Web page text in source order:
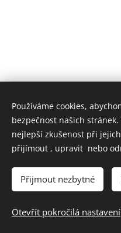
SEKOSS,s.r.o ©
Vytvořeno
Čeština
Používáme cookies,
bezpečnost našich
nejlepší zkušenost při
přijímout , upravit nebo
Přijmout nezbytné
Otevřít pokročilá nastavení